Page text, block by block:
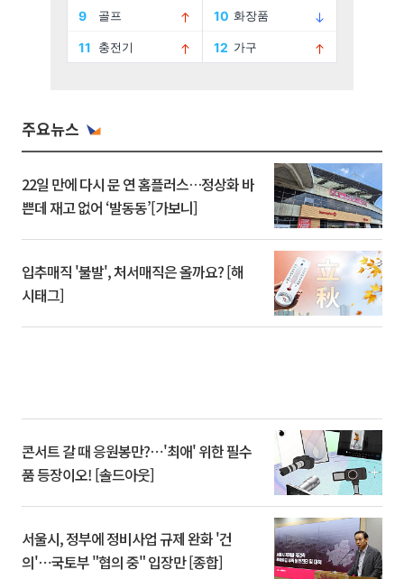
주요뉴스
22일 만에 다시 문 연 홈플러스…정상화 바
쁜데 재고 없어 ‘발동동’[가보니]
입추매직 '불발', 처서매직은 올까요? [해
시태그]
콘서트 갈 때 응원봉만?⋯'최애' 위한 필수
품 등장이오! [솔드아웃]
서울시, 정부에 정비사업 규제 완화 '건
의'⋯국토부 "협의 중" 입장만 [종합]